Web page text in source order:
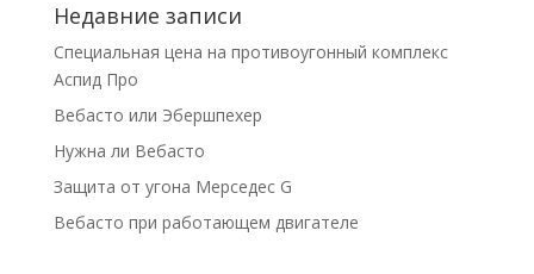
Недавние записи
Специальная цена на противоугонный комплекс
Аспид Про
Вебасто или Эбершпехер
Нужна ли Вебасто
Защита от угона Мерседес G
Вебасто при работающем двигателе